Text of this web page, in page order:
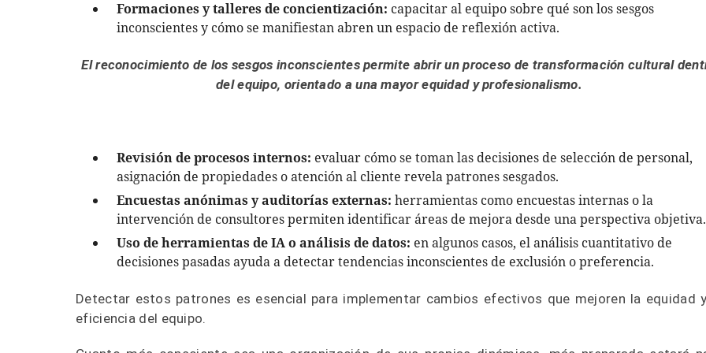
Formaciones y talleres de concientización: capacitar al equipo sobre qué son los sesgos
inconscientes y cómo se manifiestan abren un espacio de reflexión activa.
El reconocimiento de los sesgos inconscientes permite abrir un proceso de transformación cultural
del equipo, orientado a una mayor equidad y profesionalismo.
Revisión de procesos internos: evaluar cómo se toman las decisiones de selección de personal,
asignación de propiedades o atención al cliente revela patrones sesgados.
Encuestas anónimas y auditorías externas: herramientas como encuestas internas o la
intervención de consultores permiten identificar áreas de mejora desde una perspectiva objetiva.
Uso de herramientas de IA o análisis de datos: en algunos casos, el análisis cuantitativo de
decisiones pasadas ayuda a detectar tendencias inconscientes de exclusión o preferencia.
Detectar estos patrones es esencial para implementar cambios efectivos que mejoren la equidad
eficiencia del equipo.